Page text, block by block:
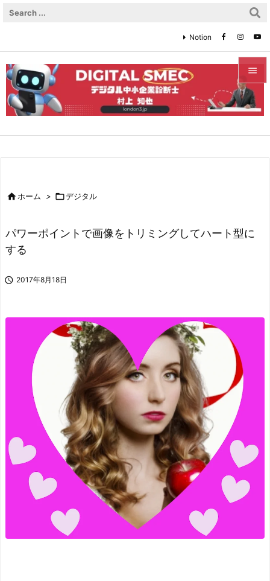


メニュ

検索
Notion
ホーム > デジタル
パワーポイントで画像をトリミングしてハート型に
する
 2017年8月18日